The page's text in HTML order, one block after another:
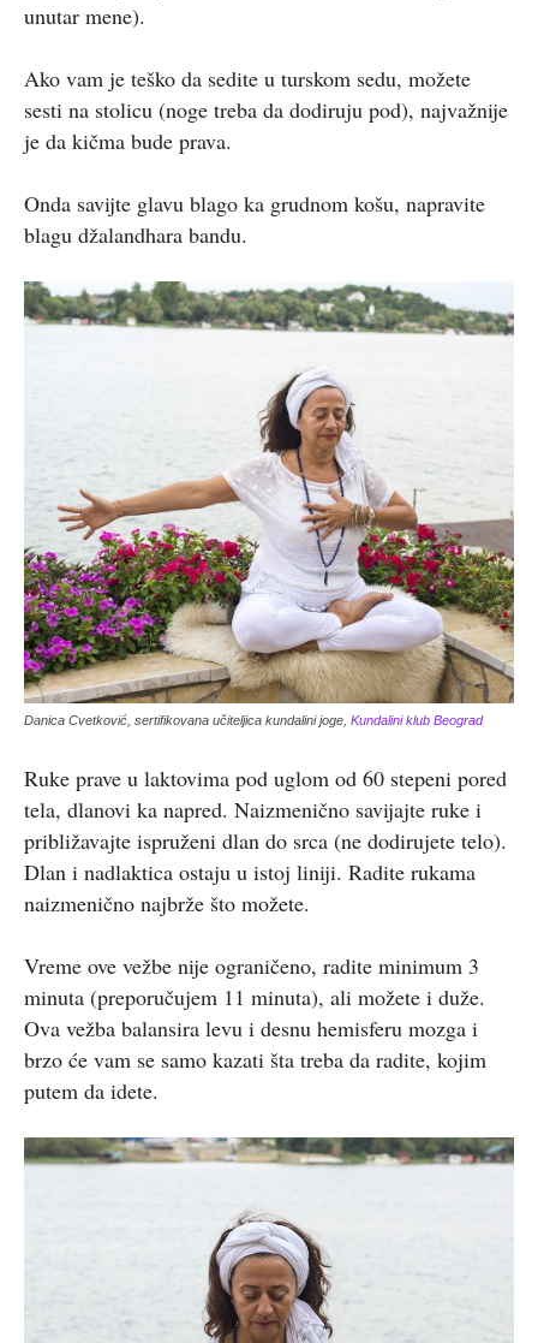
unutar mene).
Ako vam je teško da sedite u turskom sedu, možete
sesti na stolicu (noge treba da dodiruju pod), najvažnije
je da kičma bude prava.
Onda savijte glavu blago ka grudnom košu, napravite
blagu džalandhara bandu.
Danica Cvetković, sertifikovana učiteljica kundalini joge, Kundalini klub Beograd
Ruke prave u laktovima pod uglom od 60 stepeni pored
tela, dlanovi ka napred. Naizmenično savijajte ruke i
približavajte ispruženi dlan do srca (ne dodirujete telo).
Dlan i nadlaktica ostaju u istoj liniji. Radite rukama
naizmenično najbrže što možete.
Vreme ove vežbe nije ograničeno, radite minimum 3
minuta (preporučujem 11 minuta), ali možete i duže.
Ova vežba balansira levu i desnu hemisferu mozga i
brzo će vam se samo kazati šta treba da radite, kojim
putem da idete.